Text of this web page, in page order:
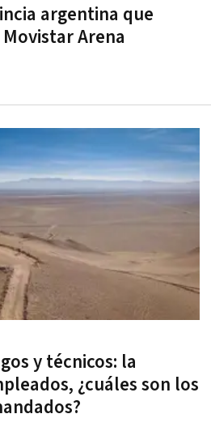
argentina que
Arena
y técnicos: la
¿cuáles son los